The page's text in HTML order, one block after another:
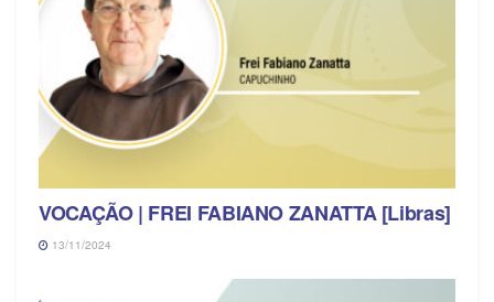
VOCAÇÃO | FREI FABIANO ZANATTA [Libras]
13/11/2024